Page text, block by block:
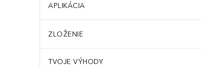
APLIKÁCIA
ZLOŽENIE
TVOJE VÝHODY